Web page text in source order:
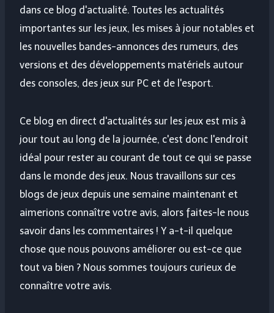
dans ce blog d'actualité. Toutes les actualités
importantes sur les jeux, les mises à jour notables et
les nouvelles bandes-annonces des rumeurs, des
versions et des développements matériels autour
des consoles, des jeux sur PC et de l'esport.
Ce blog en direct d'actualités sur les jeux est mis à
jour tout au long de la journée, c'est donc l'endroit
idéal pour rester au courant de tout ce qui se passe
dans le monde des jeux. Nous travaillons sur ces
blogs de jeux depuis une semaine maintenant et
aimerions connaître votre avis, alors faites-le nous
savoir dans les commentaires ! Y a-t-il quelque
chose que nous pouvons améliorer ou est-ce que
tout va bien ? Nous sommes toujours curieux de
connaître votre avis.